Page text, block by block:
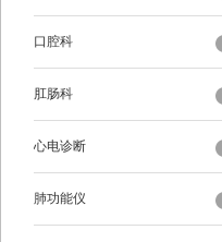
口腔科
肛肠科
心电诊断
肺功能仪